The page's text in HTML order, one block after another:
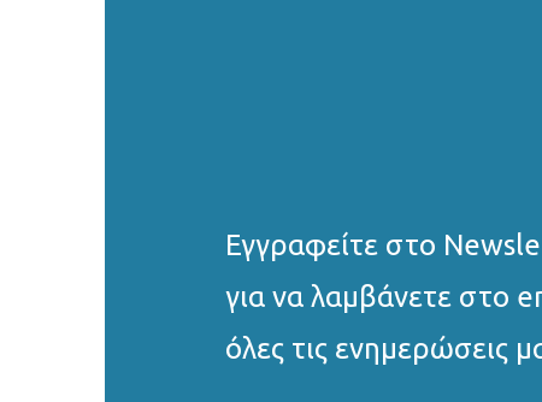
Εγγραφείτε στο
για να λαμβάνετε στο
όλες τις ενημερώσεις